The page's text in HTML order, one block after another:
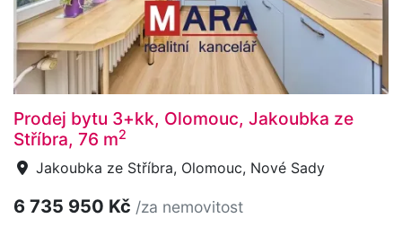
Prodej bytu 3+kk, Olomouc, Jakoubka ze
Stříbra, 76 m2
Jakoubka ze Stříbra, Olomouc, Nové Sady
6 735 950 Kč /za nemovitost